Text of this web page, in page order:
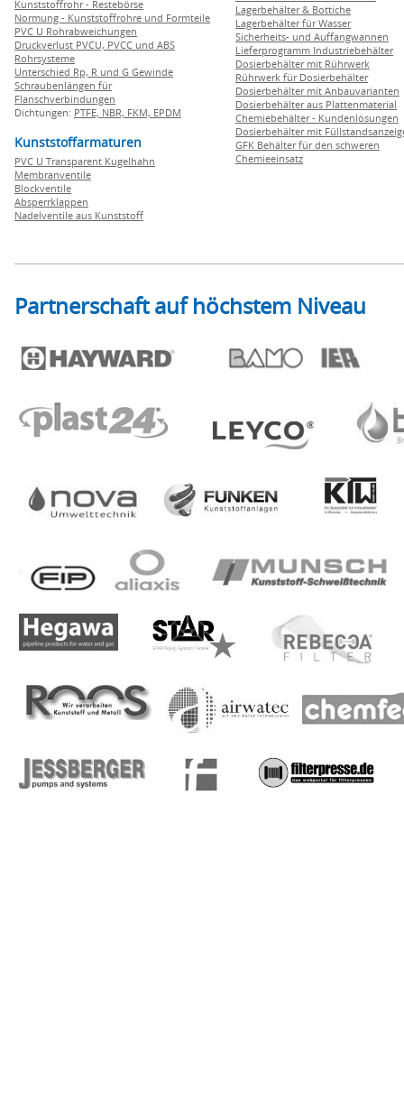
Kunststoffrohr - Restebörse
Normung - Kunststoffrohre und Formteile
PVC U Rohrabweichungen
Druckverlust PVCU, PVCC und ABS
Rohrsysteme
Unterschied Rp, R und G Gewinde
Schraubenlängen für
Flanschverbindungen
Dichtungen: PTFE, NBR, FKM, EPDM
Kunststoffarmaturen
PVC U Transparent Kugelhahn
Membranventile
Blockventile
Absperrklappen
Nadelventile aus Kunststoff
Lagerbehälter & Bottiche
Lagerbehälter für Wasser
Sicherheits- und Auffangwannen
Lieferprogramm Industriebehälter
Dosierbehälter mit Rührwerk
Rührwerk für Dosierbehälter
Dosierbehälter mit Anbauvarianten
Dosierbehälter aus Plattenmaterial
Chemiebehälter - Kundenlösungen
Dosierbehälter mit
GFK Behälter für den schweren
Chemieeinsatz
Partnerschaft auf höchstem Niveau